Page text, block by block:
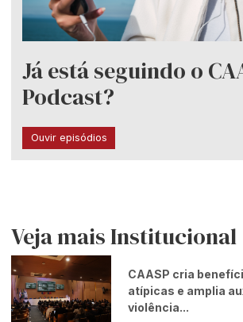
Já está seguindo o
Podcast?
Ouvir episódios
Veja mais Institucional
CAASP cria
atípicas e amplia
violência...